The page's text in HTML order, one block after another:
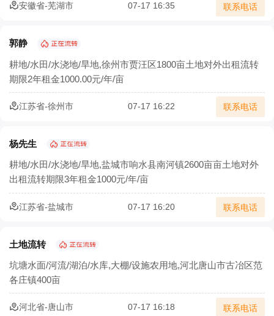
农业部：集体土地经营权流转须2/3村民代表同意
土地流转怎样实施才能实现效益最大化？
宁夏二轮土地延包1634万余亩承包农户涉及100万余户
安徽省-芜湖市 07-17 16:35 联系电话
郭静
耕地/水田/水浇地/旱地,徐州市贾汪区1800亩土地对外出租流转
期限2年租金1000.00元/年/亩
江苏省-徐州市 07-17 16:22 联系电话
杨先生
耕地/水田/水浇地/旱地,盐城市响水县南河镇2600亩亩土地对外
出租流转期限3年租金1000元/年/亩
江苏省-盐城市 07-17 16:20 联系电话
土地流转
坑塘水面/河流/湖泊/水库,大棚/设施农用地,河北唐山市古冶区范
各庄镇400亩
河北省-唐山市 07-17 16:18 联系电话